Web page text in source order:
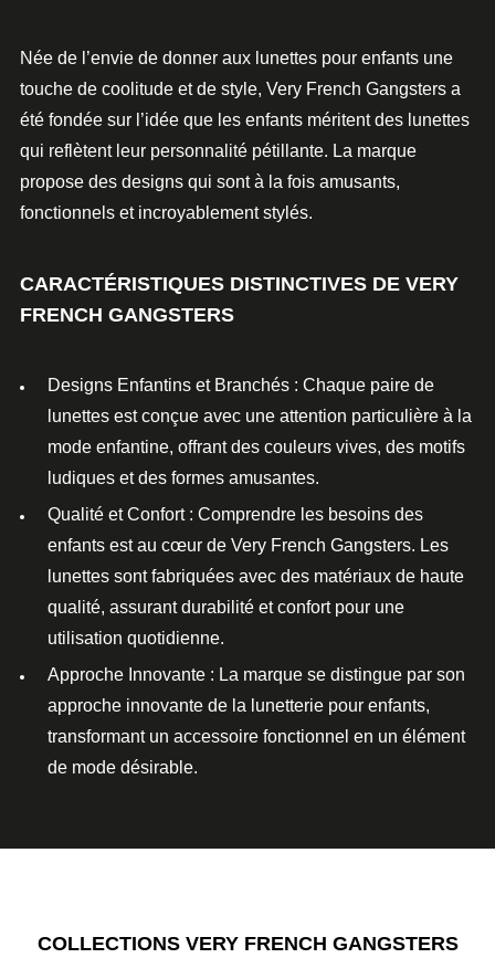
Née de l’envie de donner aux lunettes pour enfants une
touche de coolitude et de style, Very French Gangsters a
été fondée sur l’idée que les enfants méritent des lunettes
qui reflètent leur personnalité pétillante. La marque
propose des designs qui sont à la fois amusants,
fonctionnels et incroyablement stylés.
CARACTÉRISTIQUES DISTINCTIVES DE VERY
FRENCH GANGSTERS
Designs Enfantins et Branchés : Chaque paire de
lunettes est conçue avec une attention particulière à la
mode enfantine, offrant des couleurs vives, des motifs
ludiques et des formes amusantes.
Qualité et Confort: Comprendre les besoins des
enfants est au cœur de Very French Gangsters. Les
lunettes sont fabriquées avec des matériaux de haute
qualité, assurantdurabilité etconfortpour une
utilisation quotidienne.
Approche Innovante : La marque se distingue par son
approche innovante de la lunetterie pour enfants,
transformant un accessoire fonctionnel en un élément
de mode désirable.
COLLECTIONS VERY FRENCH GANGSTERS